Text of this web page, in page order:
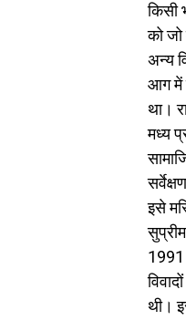
किसी
को जो
अन्य
आग में
था।
मध्य
इसे
1991
थी।